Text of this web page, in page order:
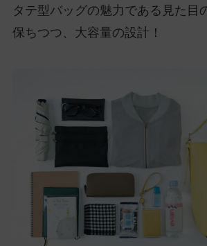
タテ型バッグの魅力である見た目
保ちつつ、大容量の設計！